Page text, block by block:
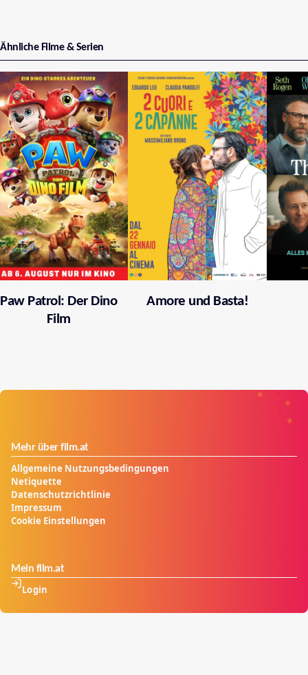
Ähnliche Filme & Serien
Paw Patrol: Der Dino
Film
Amore und Basta!
Mehr über film.at
Allgemeine Nutzungsbedingungen
Netiquette
Datenschutzrichtlinie
Impressum
Cookie Einstellungen
Mein film.at
Login